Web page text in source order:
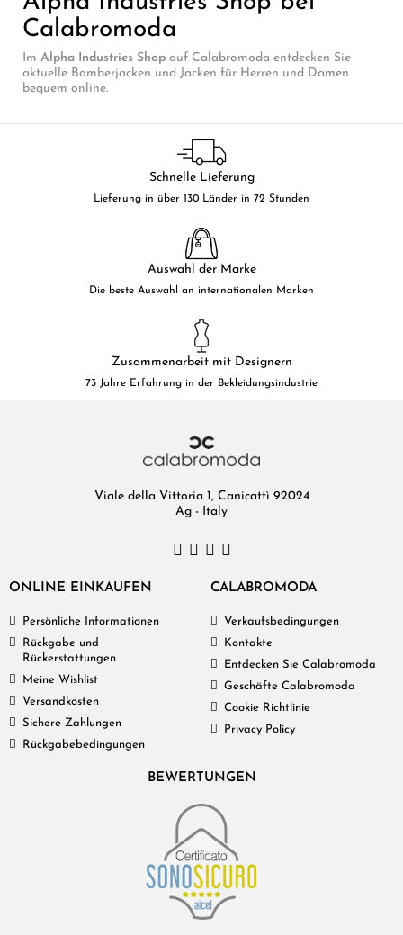
Calabromoda
Im Alpha Industries Shop auf Calabromoda entdecken Sie
aktuelle Bomberjacken und Jacken für Herren und Damen
bequem online.
Schnelle Lieferung
Lieferung in über 130 Länder in 72 Stunden
Auswahl der Marke
Die beste Auswahl an internationalen Marken
Zusammenarbeit mit Designern
73 Jahre Erfahrung in der Bekleidungsindustrie
Viale della Vittoria 1, Canicattì 92024
Ag - Italy
ONLINE EINKAUFEN
Persönliche Informationen
Rückgabe und
Rückerstattungen
Meine Wishlist
Versandkosten
Sichere Zahlungen
Rückgabebedingungen
CALABROMODA
Verkaufsbedingungen
Kontakte
Entdecken Sie Calabromoda
Geschäfte Calabromoda
Cookie Richtlinie
Privacy Policy
BEWERTUNGEN